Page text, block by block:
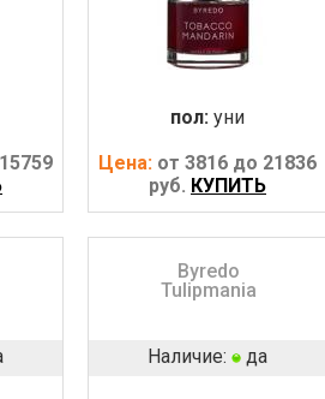
пол: уни
Цена: от 3816 до 21836
руб. КУПИТЬ
Byredo
Tulipmania
Наличие: да